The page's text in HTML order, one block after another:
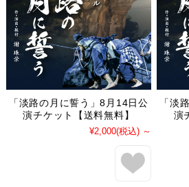
「淡路の月に誓う」8月14日公
演チケット【送料無料】
¥2,000(税込) ～
「淡
演